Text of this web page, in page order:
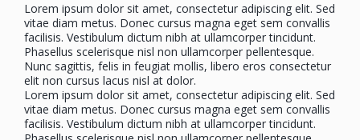
Lorem ipsum dolor sit amet, consectetur adipiscing elit. Sed
vitae diam metus. Donec cursus magna eget sem convallis
facilisis. Vestibulum dictum nibh at ullamcorper tincidunt.
Phasellus scelerisque nisl non ullamcorper pellentesque.
Nunc sagittis, felis in feugiat mollis, libero eros consectetur
elit non cursus lacus nisl at dolor.
Lorem ipsum dolor sit amet, consectetur adipiscing elit. Sed
vitae diam metus. Donec cursus magna eget sem convallis
facilisis. Vestibulum dictum nibh at ullamcorper tincidunt.